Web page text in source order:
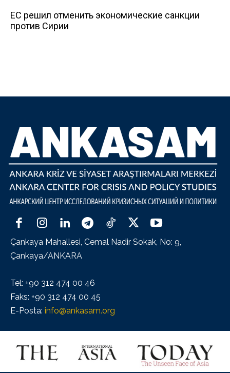
ЕС решил отменить экономические санкции
против Сирии
Çankaya Mahallesi, Cemal Nadir Sokak, No: 9,
Çankaya/ANKARA
Tel: +90 312 474 00 46
Faks: +90 312 474 00 45
E-Posta: info@ankasam.org